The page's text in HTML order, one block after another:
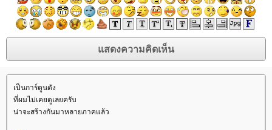
เป็นการ์ตูนดัง
ที่ผมไม่เคยดูเลยครับ
น่าจะสร้างกันมาหลายภาคแล้ว